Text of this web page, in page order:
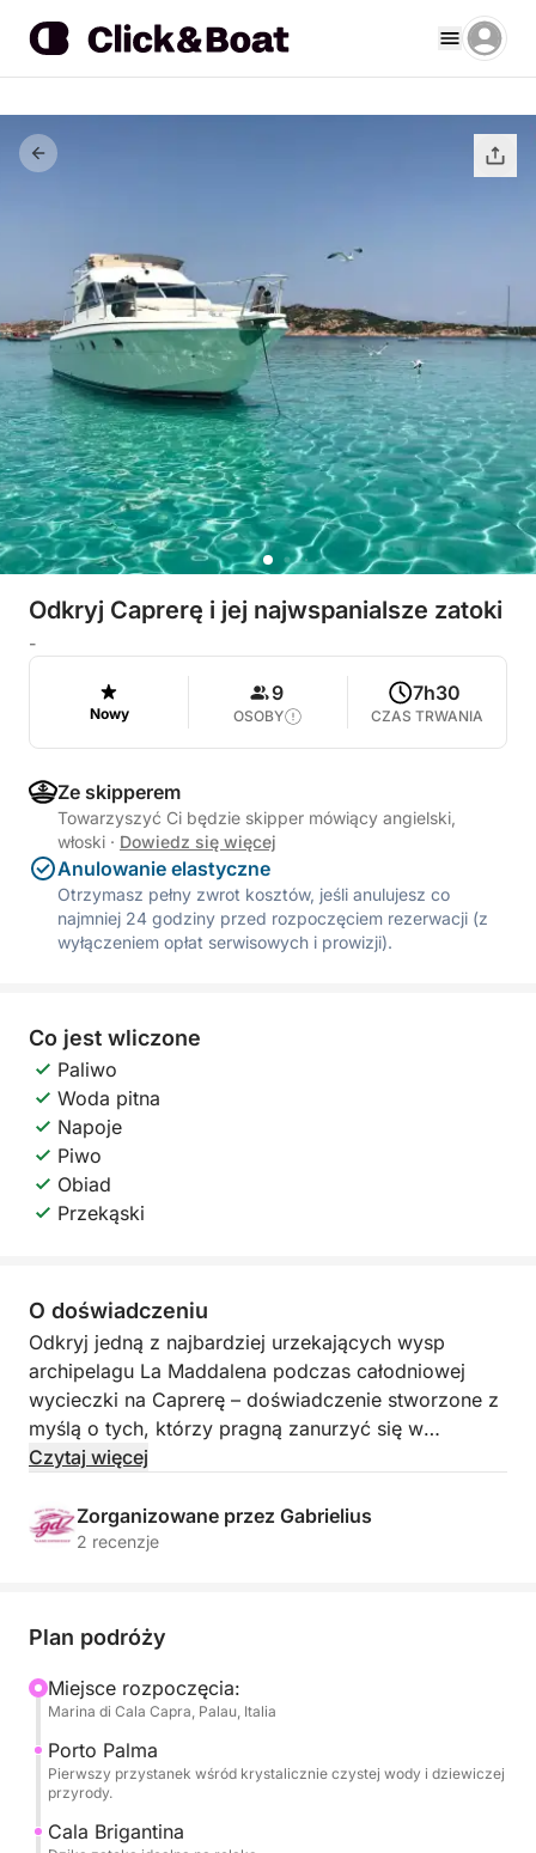
Odkryj Caprerę i jej najwspanialsze zatoki
-
Nowy
9
OSOBY
7h30
CZAS TRWANIA
Ze skipperem
Towarzyszyć Ci będzie skipper mówiący angielski,
włoski · Dowiedz się więcej
Anulowanie elastyczne
Otrzymasz pełny zwrot kosztów, jeśli anulujesz co
najmniej 24 godziny przed rozpoczęciem rezerwacji (z
wyłączeniem opłat serwisowych i prowizji).
Co jest wliczone
Paliwo
Woda pitna
Napoje
Piwo
Obiad
Przekąski
O doświadczeniu
Odkryj jedną z najbardziej urzekających wysp
archipelagu La Maddalena podczas całodniowej
wycieczki na Caprerę – doświadczenie stworzone z
myślą o tych, którzy pragną zanurzyć się w
dziewiczej przyrodzie i krystalicznie czystych
Wypływając z Palau, popłyniesz na wyspę Caprera,
odwiedzisz jedne z najbardziej kultowych miejsc na
na pływanie w malowniczych sceneriach.
Możesz zrelaksować się w turkusowych wodach
Porto Palma, podziwiać dziewicze piękno Cala
Brigantina, zachwycić się karaibskimi kolorami Cala
Coticcio, często nazywanej „Tahiti Sardynii”, i
Czytaj więcej
Zorganizowane przez Gabrielius
2 recenzje
Plan podróży
Miejsce rozpoczęcia:
Marina di Cala Capra, Palau, Italia
Porto Palma
Pierwszy przystanek wśród krystalicznie czystej wody i dziewiczej
przyrody.
Cala Brigantina